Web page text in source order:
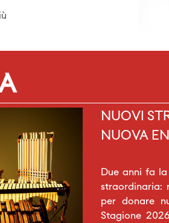
NUOVI
NUOVA
Due anni fa
straordinaria:
per donare
Stagione